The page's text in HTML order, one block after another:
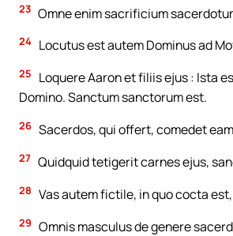
23 Omne enim sacrificium
24 Locutus est autem Dominus ad
25
Loquere Aaron et filiis ejus : Ista
Domino. Sanctum sanctorum est.
26 Sacerdos, qui offert, comedet
27 Quidquid tetigerit carnes ejus,
28 Vas autem fictile, in quo cocta
29 Omnis masculus de genere